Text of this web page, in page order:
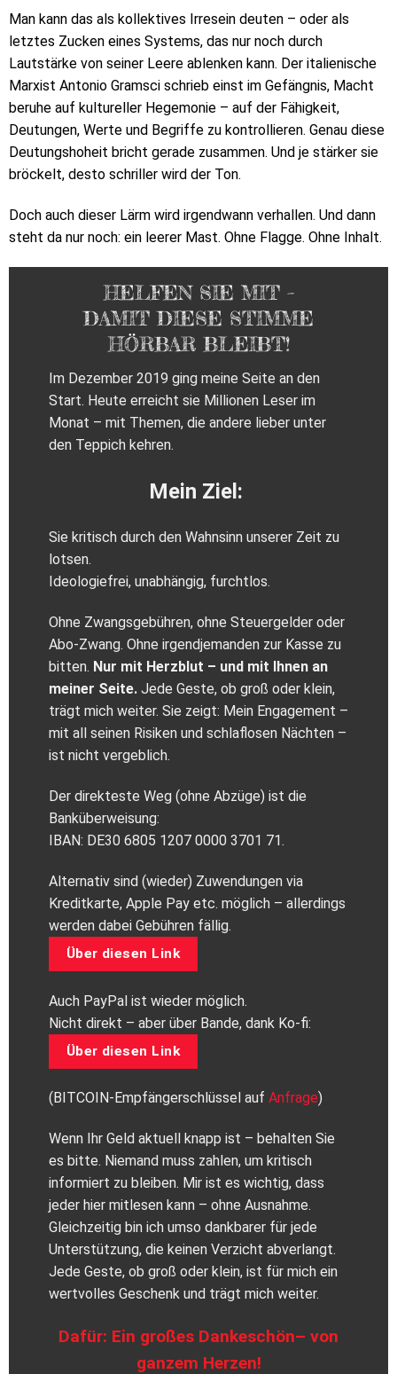
Man kann das als kollektives Irresein deuten – oder als
letztes Zucken eines Systems, das nur noch durch
Lautstärke von seiner Leere ablenken kann. Der italienische
Marxist Antonio Gramsci schrieb einst im Gefängnis, Macht
beruhe auf kultureller Hegemonie – auf der Fähigkeit,
Deutungen, Werte und Begriffe zu kontrollieren. Genau diese
Deutungshoheit bricht gerade zusammen. Und je stärker sie
bröckelt, desto schriller wird der Ton.
Doch auch dieser Lärm wird irgendwann verhallen. Und dann
steht da nur noch: ein leerer Mast. Ohne Flagge. Ohne Inhalt.
HELFEN SIE MIT –
DAMIT DIESE STIMME
HÖRBAR BLEIBT!
Im Dezember 2019 ging meine Seite an den
Start. Heute erreicht sie Millionen Leser im
Monat – mit Themen, die andere lieber unter
den Teppich kehren.
Mein Ziel:
Sie kritisch durch den Wahnsinn unserer Zeit zu
lotsen.
Ideologiefrei, unabhängig, furchtlos.
Ohne Zwangsgebühren, ohne Steuergelder oder
Abo‑Zwang. Ohne irgendjemanden zur Kasse zu
bitten. Nur mit Herzblut – und mit Ihnen an
meiner Seite. Jede Geste, ob groß oder klein,
trägt mich weiter. Sie zeigt: Mein Engagement –
mit all seinen Risiken und schlaflosen Nächten –
ist nicht vergeblich.
Der direkteste Weg (ohne Abzüge) ist die
Banküberweisung:
IBAN: DE30 6805 1207 0000 3701 71.
Alternativ sind (wieder) Zuwendungen via
Kreditkarte, Apple Pay etc. möglich – allerdings
werden dabei Gebühren fällig.
Über diesen Link
Auch PayPal ist wieder möglich.
Nicht direkt – aber über Bande, dank Ko-fi:
Über diesen Link
(BITCOIN-Empfängerschlüssel auf Anfrage)
Wenn Ihr Geld aktuell knapp ist – behalten Sie
es bitte. Niemand muss zahlen, um kritisch
informiert zu bleiben. Mir ist es wichtig, dass
jeder hier mitlesen kann – ohne Ausnahme.
Gleichzeitig bin ich umso dankbarer für jede
Unterstützung, die keinen Verzicht abverlangt.
Jede Geste, ob groß oder klein, ist für mich ein
wertvolles Geschenk und trägt mich weiter.
Dafür: Ein großes Dankeschön– von
ganzem Herzen!